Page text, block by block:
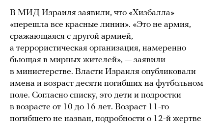
В МИД Израиля заявили, что «Хизбалла»
«перешла все красные линии». «Это не армия,
сражающаяся с другой армией,
а террористическая организация, намеренно
бьющая в мирных жителей», — заявили
в министерстве. Власти Израиля опубликовали
имена и возраст десяти погибших на футбольном
поле. Согласно списку, это дети и подростки
в возрасте от 10 до 16 лет. Возраст 11-го
погибшего не назван, подробности о 12-й жертве